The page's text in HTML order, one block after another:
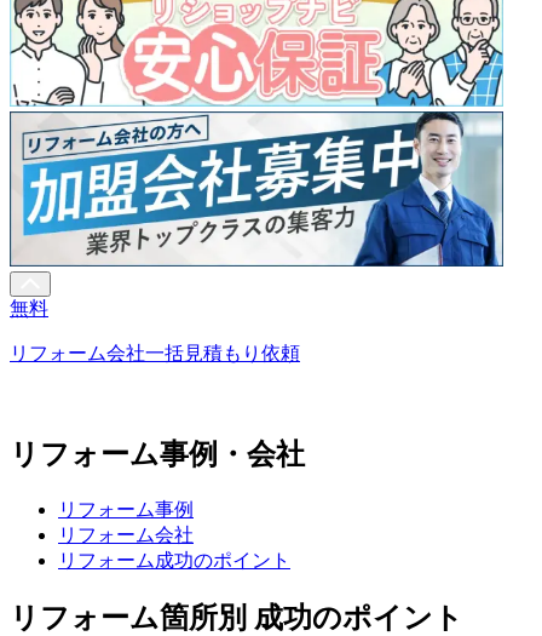
無料
リフォーム会社一括見積もり依頼
リフォーム事例・会社
リフォーム事例
リフォーム会社
リフォーム成功のポイント
リフォーム箇所別 成功のポイント